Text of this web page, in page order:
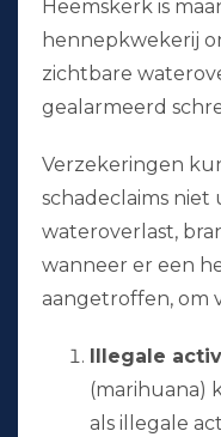
Heemskerk is
hennepkwekerij
zichtbare
gealarmeerd
Verzekeringen
schadeclaims niet
wateroverlast,
wanneer er een
aangetroffen, om
Illegale
(marihuana)
als illegale